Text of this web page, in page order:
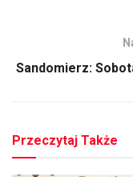
Sandomierz:
Przeczytaj Także